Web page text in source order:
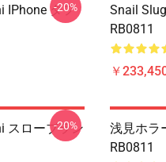
IPhone タフ
-20%
Snail
RB0811
￥
スローブラン
-20%
浅見ホラ
RB0811